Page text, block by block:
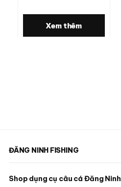
Xem thêm
ĐĂNG NINH FISHING
Shop dụng cụ câu cá Đăng Ninh